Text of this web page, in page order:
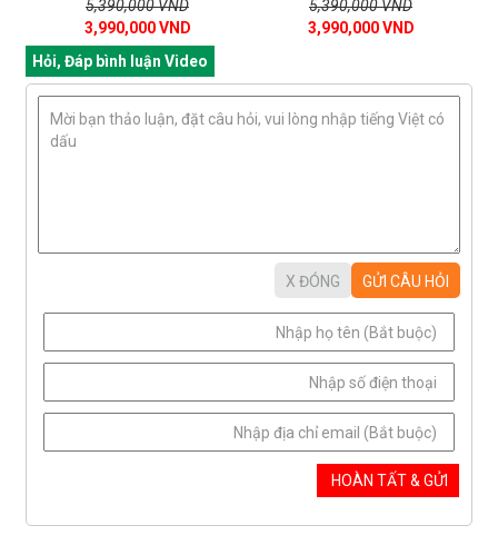
5,390,000 VND
3,990,000 VND
5,390,000 VND
3,990,000 VND
Hỏi, Đáp bình luận Video